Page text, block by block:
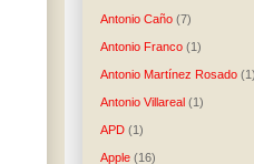
Antonio Caño (7)
Antonio Franco (1)
Antonio Martínez Rosado (1)
Antonio Villareal (1)
APD (1)
Apple (16)